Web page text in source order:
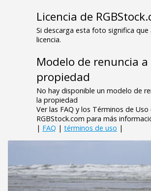
Licencia de
Si descarga esta foto significa que
licencia.
Modelo de renuncia a
propiedad
No hay disponible un modelo de
la propiedad
Ver las FAQ y los Términos de Uso
RGBStock.com para más
| FAQ | términos de uso |